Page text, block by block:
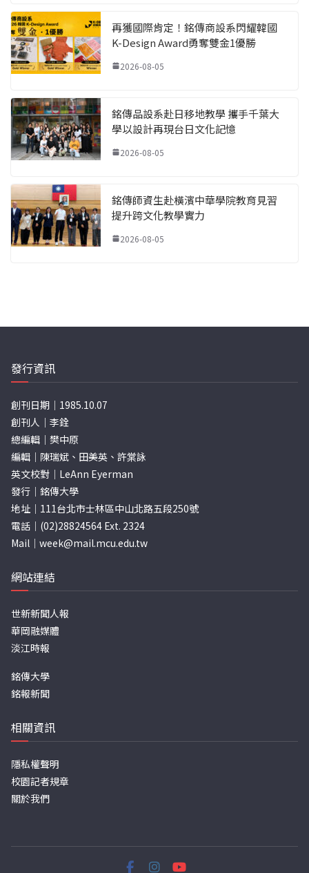
再獲國際肯定！銘傳商設系閃耀韓國
K-Design Award勇奪雙金1優勝
2026-08-05
銘傳品設系赴日移地教學 攜手千葉大
學以設計再現台日文化記憶
2026-08-05
銘傳師資生赴橫濱中華學院教育見習
提升跨文化教學實力
2026-08-05
發行資訊
創刊日期｜1985.10.07
創刊人｜李銓
總編輯｜樊中原
編輯｜陳瑞斌、田美英、許棠詠
英文校對｜LeAnn Eyerman
發行｜銘傳大學
地址｜111台北市士林區中山北路五段250號
電話｜(02)28824564 Ext. 2324
Mail｜ week@mail.mcu.edu.tw
網站連結
世新新聞人報
華岡融媒體
淡江時報
銘傳大學
銘報新聞
相關資訊
隱私權聲明
校園記者規章
關於我們